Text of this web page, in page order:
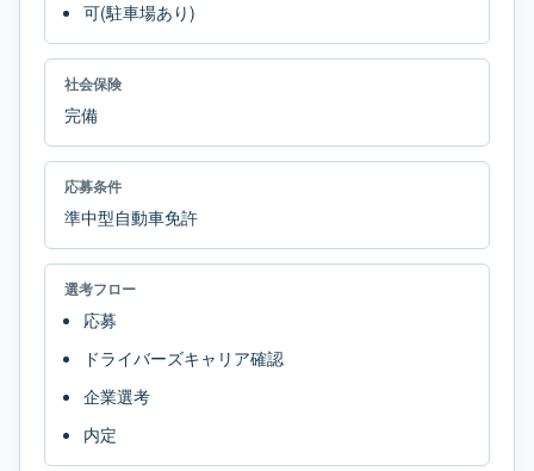
可(駐車場あり)
社会保険
完備
応募条件
準中型自動車免許
選考フロー
応募
ドライバーズキャリア確認
企業選考
内定